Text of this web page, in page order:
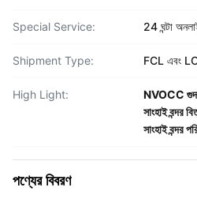
Special Service: 24 ঘন্টা
Shipment Type: FCL এবং
High Light: NVOCC
সাংহাই বন্দর
সাংহাই বন্দর
পণ্যের বিবরণ